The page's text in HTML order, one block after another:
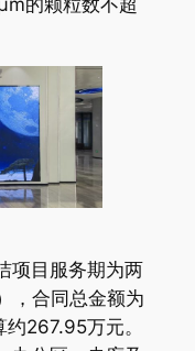
项目服务期为两
，合同总金额为
267.95万元。